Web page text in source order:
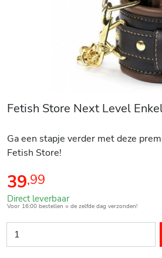
Fetish Store Next Level
Ga een stapje verder met deze
Fetish Store!
39,99
Direct leverbaar
Voor 16:00 bestellen = de zelfde dag verzonden!